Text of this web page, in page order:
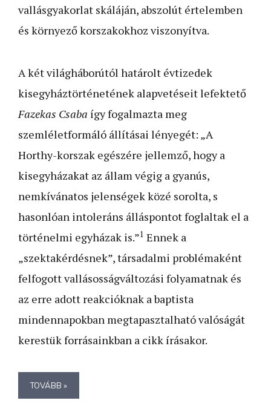
vallásgyakorlat skáláján, abszolút értelemben
és környező korszakokhoz viszonyítva.
A két világháborútól határolt évtizedek
kisegyháztörté­ne­tének alapvetéseit lefektető
Fazekas Csaba így fogalmazta meg
szemléletformáló állításai lényegét: „A
Horthy-korszak egészére jellemző, hogy a
kisegyházakat az állam végig a gyanús,
nemkívánatos jelenségek közé sorolta, s
hasonlóan intoleráns álláspontot foglaltak el a
történelmi egyházak is.”1 Ennek a
„szektakérdésnek”, társadalmi problémaként
felfogott vallásosságváltozási folyamatnak és
az erre adott reakcióknak a baptista
mindennapokban megtapasztalható valóságát
kerestük forrásainkban a cikk írásakor.
TOVÁBB »